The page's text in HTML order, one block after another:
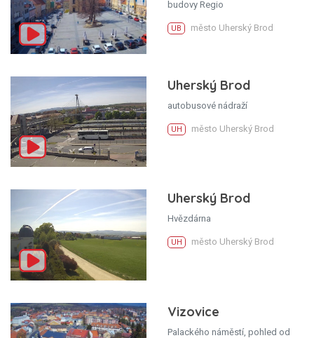
budovy Regio
UB město Uherský Brod
Uherský Brod
autobusové nádraží
UH město Uherský Brod
Uherský Brod
Hvězdárna
UH město Uherský Brod
Vizovice
Palackého náměstí, pohled od